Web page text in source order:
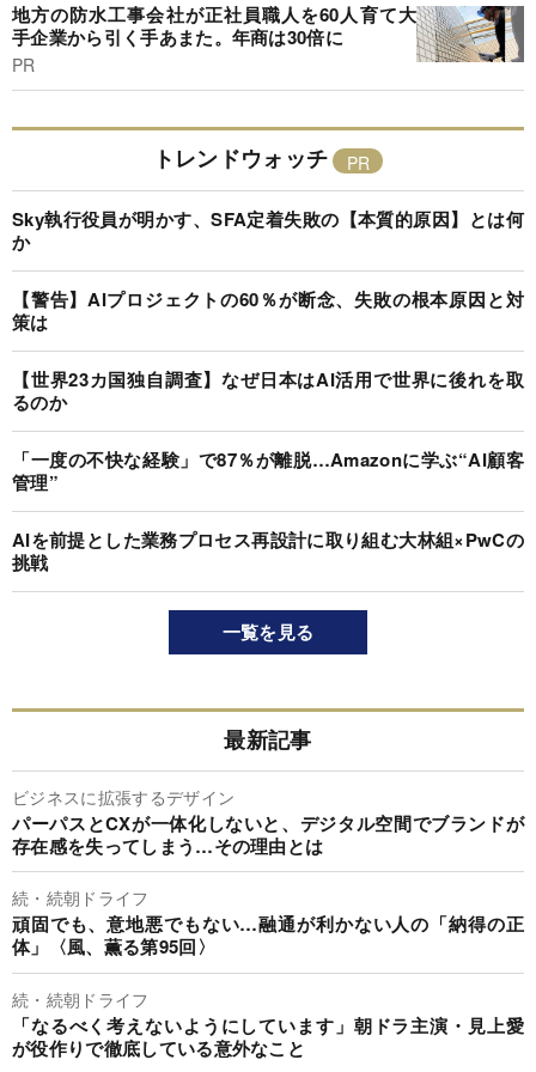
地方の防水工事会社が正社員職人を60人育て大
手企業から引く手あまた。年商は30倍に
PR
トレンドウォッチ
Sky執行役員が明かす、SFA定着失敗の【本質的原因】とは何
か
【警告】AIプロジェクトの60％が断念、失敗の根本原因と対
策は
【世界23カ国独自調査】なぜ日本はAI活用で世界に後れを取
るのか
「一度の不快な経験」で87％が離脱…Amazonに学ぶ“AI顧客
管理”
AIを前提とした業務プロセス再設計に取り組む大林組×PwCの
挑戦
一覧を見る
最新記事
ビジネスに拡張するデザイン
パーパスとCXが一体化しないと、デジタル空間でブランドが
存在感を失ってしまう…その理由とは
続・続朝ドライフ
頑固でも、意地悪でもない…融通が利かない人の「納得の正
体」〈風、薫る第95回〉
続・続朝ドライフ
「なるべく考えないようにしています」朝ドラ主演・見上愛
が役作りで徹底している意外なこと